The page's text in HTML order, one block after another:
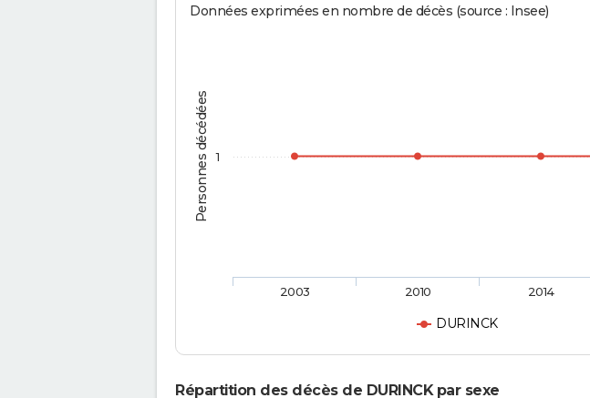
Personnes décédées
Données exprimées en nombre de décès (source : Insee)
DURINCK
2003 2010 2014
1
Répartition des décès de DURINCK par sexe